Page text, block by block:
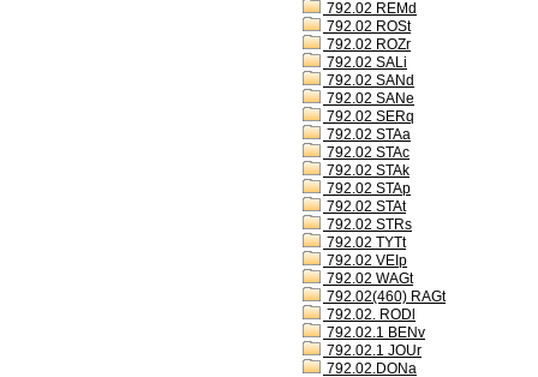
792.02 REMd
792.02 ROSt
792.02 ROZr
792.02 SALi
792.02 SANd
792.02 SANe
792.02 SERq
792.02 STAa
792.02 STAc
792.02 STAk
792.02 STAp
792.02 STAt
792.02 STRs
792.02 TYTt
792.02 VEIp
792.02 WAGt
792.02(460) RAGt
792.02. RODl
792.02.1 BENv
792.02.1 JOUr
792.02.DONa